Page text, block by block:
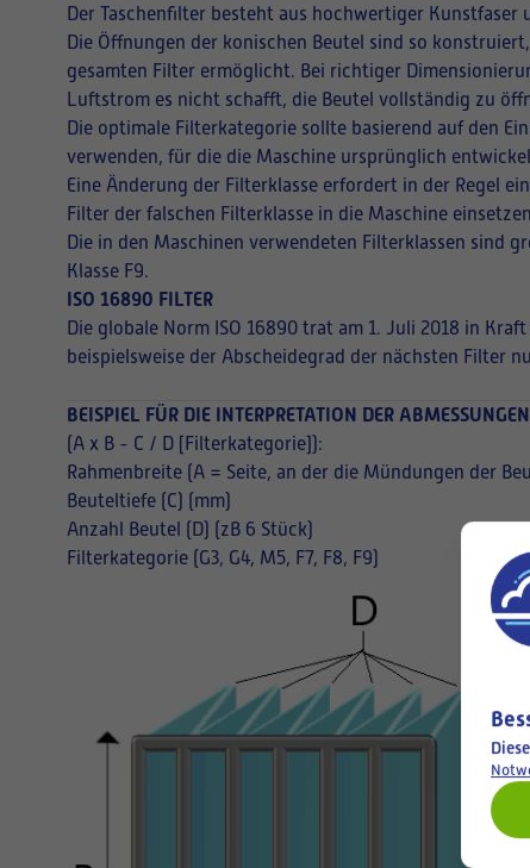
Der Taschenfilter besteht aus hochwertiger
Die Öffnungen der konischen Beutel sind so
gesamten Filter ermöglicht. Bei richtiger
Luftstrom es nicht schafft, die Beutel vollständig zu
Die optimale Filterkategorie sollte basierend auf den
verwenden, für die die Maschine ursprünglich
Eine Änderung der Filterklasse erfordert in der Regel
Filter der falschen Filterklasse in die Maschine
Die in den Maschinen verwendeten Filterklassen sind
Klasse F9.
ISO 16890 FILTER
Die globale Norm ISO 16890 trat am 1. Juli 2018 in
beispielsweise der Abscheidegrad der nächsten Filter
BEISPIEL FÜR DIE INTERPRETATION DER
(A x B - C / D [Filterkategorie]):
Rahmenbreite (A = Seite, an der die Mündungen der
Beuteltiefe (C) (mm)
Anzahl Beutel (D) (zB 6 Stück)
Filterkategorie (G3, G4, M5, F7, F8, F9)